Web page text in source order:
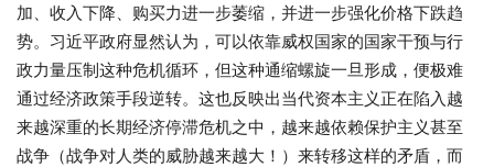
加、收入下降、购买力进一步萎缩，并进一步强化价格下跌趋
势。习近平政府显然认为，可以依靠威权国家的国家干预与行
政力量压制这种危机循环，但这种通缩螺旋一旦形成，便极难
通过经济政策手段逆转。这也反映出当代资本主义正在陷入越
来越深重的长期经济停滞危机之中，越来越依赖保护主义甚至
战争（战争对人类的威胁越来越大！）来转移这样的矛盾，而